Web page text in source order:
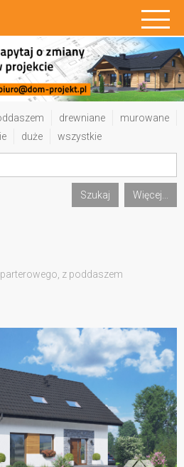
drewniane
murowane
duże wszystkie
Szukaj Więcej...
z poddaszem